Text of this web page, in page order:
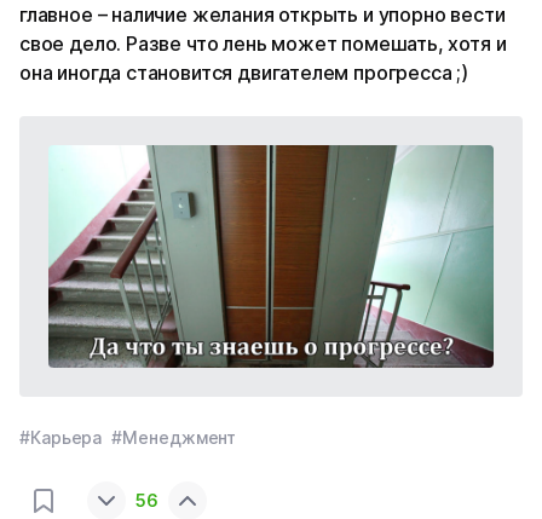
главное – наличие желания открыть и упорно вести
свое дело. Разве что лень может помешать, хотя и
она иногда становится двигателем прогресса ;)
#Карьера #Менеджмент
56